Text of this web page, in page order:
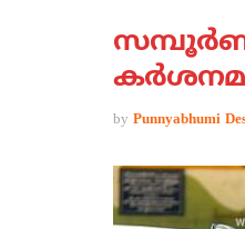
സമ്പൂര്‍ണ
by Punnyabhumi